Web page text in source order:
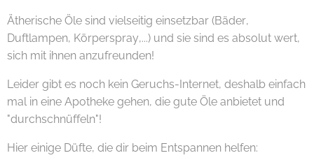
Ätherische Öle sind vielseitig einsetzbar (Bäder,
Duftlampen, Körperspray,...) und sie sind es absolut wert,
sich mit ihnen anzufreunden!
Leider gibt es noch kein Geruchs-Internet, deshalb einfach
mal in eine Apotheke gehen, die gute Öle anbietet und
"durchschnüffeln"!
Hier einige Düfte, die dir beim Entspannen helfen: